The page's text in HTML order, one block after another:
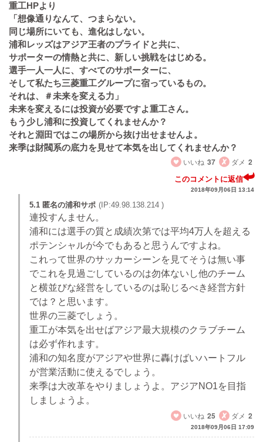
重工HPより
「想像通りなんて、つまらない。
同じ場所にいても、進化はしない。
浦和レッズはアジア王者のプライドと共に、
サポーターの情熱と共に、新しい挑戦をはじめる。
選手一人一人に、すべてのサポーターに、
そして私たち三菱重工グループに宿っているもの。
それは、＃未来を変える力」
未来を変えるには投資が必要ですよ重工さん。
もう少し浦和に投資してくれませんか？
それと淵田ではこの場所から抜け出せませんよ。
来季は財閥系の底力を見せて本気を出してくれませんか？
いいね 37 ダメ 2
このコメントに返信
2018年09月06日 13:14
5.1 匿名の浦和サポ (IP:49.98.138.214 )
連投すんません。
浦和には選手の質と成績次第では平均4万人を超える
ポテンシャルが今でもあると思うんですよね。
これって世界のサッカーシーンを見てそうは無い事
でこれを見過ごしているのは勿体ないし他のチーム
と横並びな経営をしているのは恥じるべき経営方針
では？と思います。
世界の三菱でしょう。
重工が本気を出せばアジア最大規模のクラブチーム
は必ず作れます。
浦和の知名度がアジアや世界に轟けばいハートフル
が営業活動に使えるでしょう。
来季は大改革をやりましょうよ。アジアNO1を目指
しましょうよ。
いいね 25 ダメ 2
2018年09月06日 17:09